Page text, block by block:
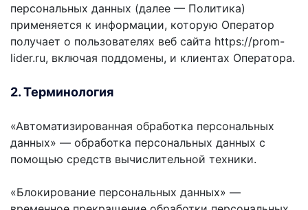
персональных данных (далее — Политика)
применяется к информации, которую Оператор
получает о пользователях веб сайта https://prom-
lider.ru, включая поддомены, и клиентах Оператора.
2. Терминология
«Автоматизированная обработка персональных
данных» — обработка персональных данных с
помощью средств вычислительной техники.
«Блокирование персональных данных» —